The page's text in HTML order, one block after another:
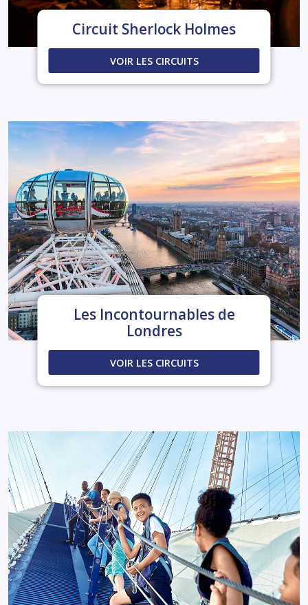
Circuit Sherlock Holmes
VOIR LES CIRCUITS
Les Incontournables de
Londres
VOIR LES CIRCUITS